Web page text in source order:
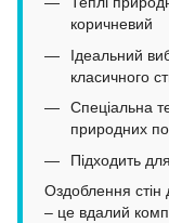
коричневий
Ідеальний
класичного
Спеціальна
природних
Підходить
Оздоблення стін
– це вдалий